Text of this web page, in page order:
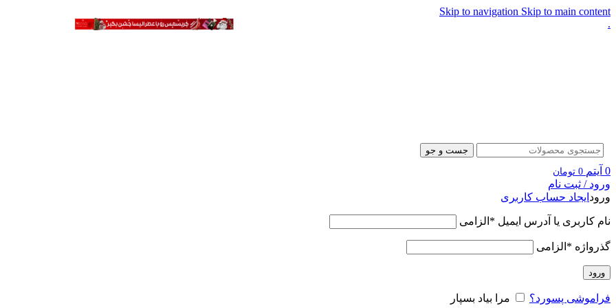
Skip to navigation Skip to main content
.
جست و جو
0 آیتم 0 تومان
ورود / ثبت نام
ورود ایجاد حساب کاربری
نام کاربری یا آدرس ایمیل * الزامی
گذرواژه * الزامی
ورود
فراموشی پسورد؟ مرا بیاد بسپار